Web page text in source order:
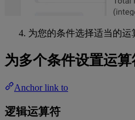
为您的条件选择适当的运
为多个条件设置运算
Anchor link to
逻辑运算符